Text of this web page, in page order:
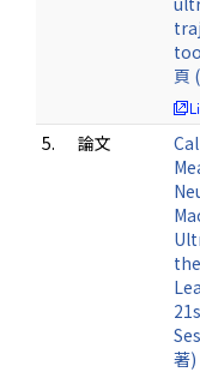
頁
5. 論文
著